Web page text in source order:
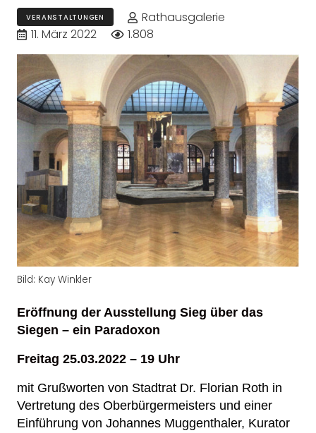
VERANSTALTUNGEN
Rathausgalerie
11. März 2022
1.808
Bild: Kay Winkler
Eröffnung der Ausstellung Sieg über das
Siegen – ein Paradoxon
Freitag 25.03.2022 – 19 Uhr
mit Grußworten von Stadtrat Dr. Florian Roth in
Vertretung des Oberbürgermeisters und einer
Einführung von Johannes Muggenthaler, Kurator